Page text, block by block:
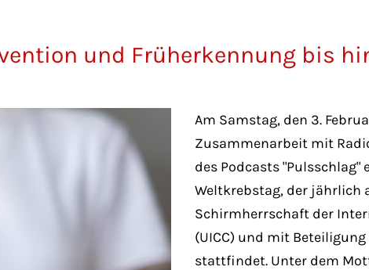
und Früherkennung bis
Am Samstag, den 3.
Zusammenarbeit mit
des Podcasts "Pulsschlag"
Weltkrebstag, der jährlich
Schirmherrschaft der
(UICC) und mit
stattfindet. Unter dem